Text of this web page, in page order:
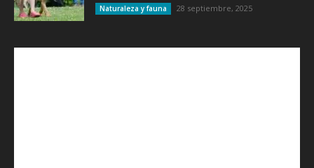
Naturaleza y fauna 28 septiembre, 2025